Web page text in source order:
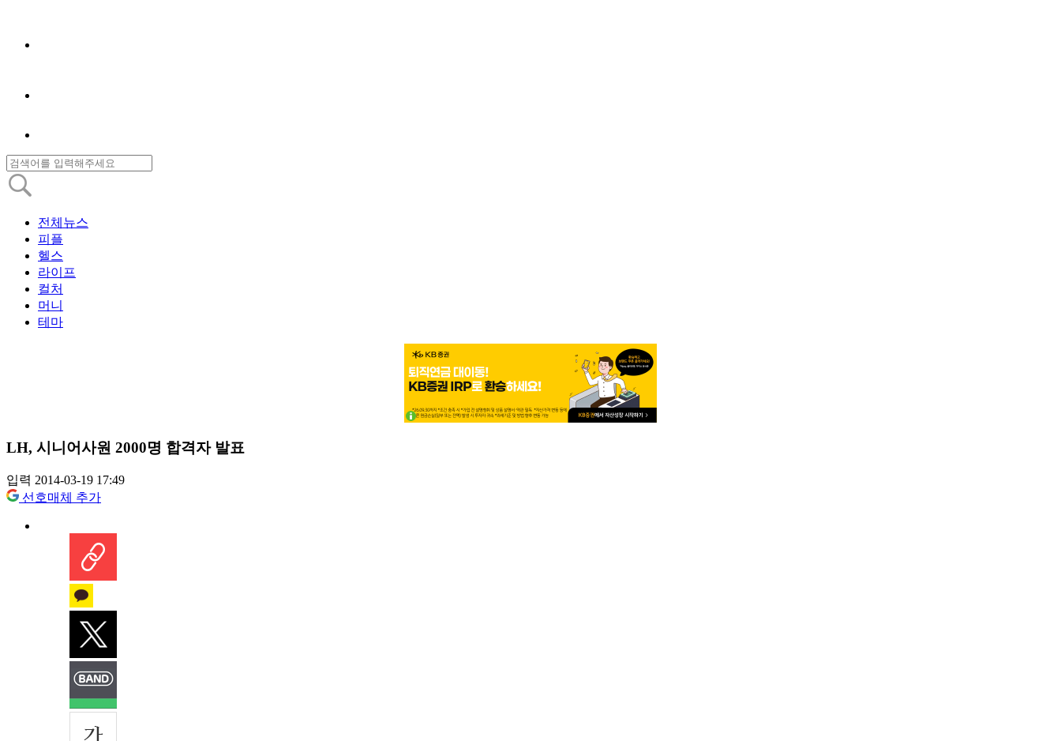
전체뉴스
피플
헬스
라이프
컬처
머니
테마
LH, 시니어사원 2000명 합격자 발표
입력 2014-03-19 17:49
선호매체 추가